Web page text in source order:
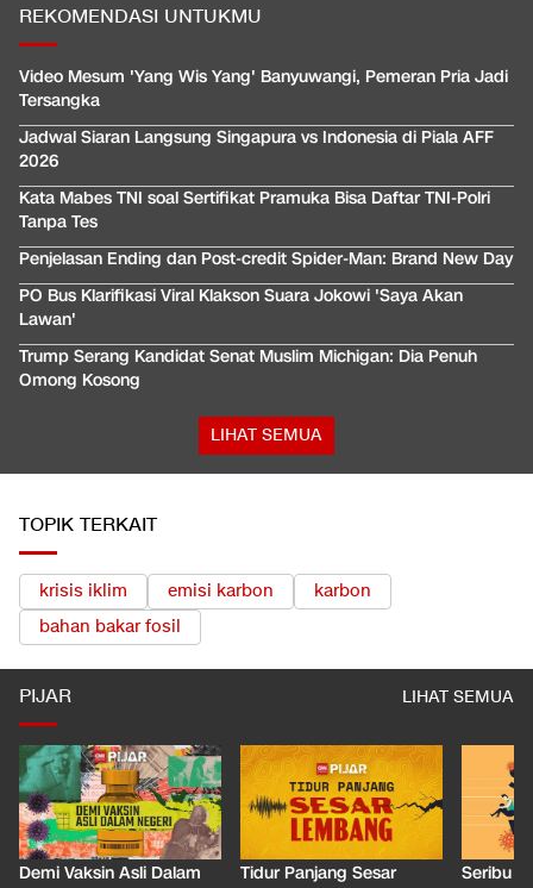
REKOMENDASI UNTUKMU
Video Mesum 'Yang Wis Yang' Banyuwangi, Pemeran Pria Jadi
Tersangka
Jadwal Siaran Langsung Singapura vs Indonesia di Piala AFF
2026
Kata Mabes TNI soal Sertifikat Pramuka Bisa Daftar TNI-Polri
Tanpa Tes
Penjelasan Ending dan Post-credit Spider-Man: Brand New Day
PO Bus Klarifikasi Viral Klakson Suara Jokowi 'Saya Akan
Lawan'
Trump Serang Kandidat Senat Muslim Michigan: Dia Penuh
Omong Kosong
LIHAT SEMUA
TOPIK TERKAIT
krisis iklim emisi karbon
karbon
bahan bakar fosil
PIJAR LIHAT SEMUA
Demi Vaksin Asli Dalam
Tidur Panjang Sesar
Seribu